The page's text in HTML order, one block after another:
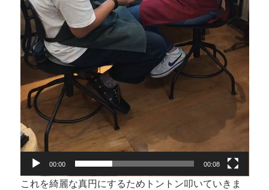
00:00 00:08
これを綺麗な真円にするためトントン叩いていきま